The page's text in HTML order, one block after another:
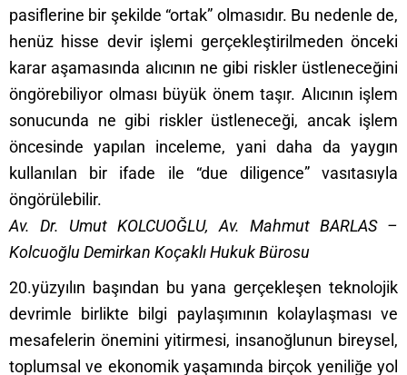
pasiflerine bir şekilde “ortak” olmasıdır. Bu nedenle de,
henüz hisse devir işlemi gerçekleştirilmeden önceki
karar aşamasında alıcının ne gibi riskler üstleneceğini
öngörebiliyor olması büyük önem taşır. Alıcının işlem
sonucunda ne gibi riskler üstleneceği, ancak işlem
öncesinde yapılan inceleme, yani daha da yaygın
kullanılan bir ifade ile “due diligence” vasıtasıyla
öngörülebilir.
Av. Dr. Umut KOLCUOĞLU, Av. Mahmut BARLAS –
Kolcuoğlu Demirkan Koçaklı Hukuk Bürosu
20.yüzyılın başından bu yana gerçekleşen teknolojik
devrimle birlikte bilgi paylaşımının kolaylaşması ve
mesafelerin önemini yitirmesi, insanoğlunun bireysel,
toplumsal ve ekonomik yaşamında birçok yeniliğe yol